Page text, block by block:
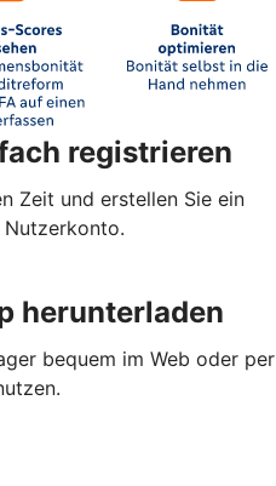
registrieren
Zeit und erstellen Sie ein
herunterladen
bequem im Web oder per